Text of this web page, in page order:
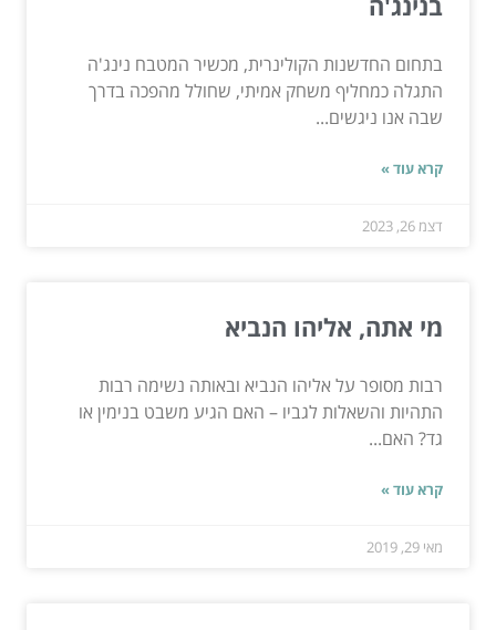
בתחום החדשנות הקולינרית, מכשיר המטבח נינג'ה
התגלה כמחליף משחק אמיתי, שחולל מהפכה בדרך
שבה אנו ניגשים...
קרא עוד »
דצמ 26, 2023
מי אתה, אליהו הנביא
רבות מסופר על אליהו הנביא ובאותה נשימה רבות
התהיות והשאלות לגביו – האם הגיע משבט בנימין או
גד? האם...
קרא עוד »
מאי 29, 2019